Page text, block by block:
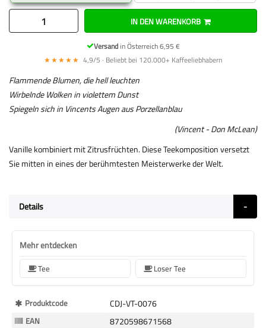
IN DEN WARENKORB
Versandin Österreich 6,95 €
★★★★★ 4,9/5 · Beliebt bei 120.000+ Kaffeeliebhabern
Flammende Blumen, die hell leuchten
Wirbelnde Wolken in violettem Dunst
Spiegeln sich in Vincents Augen aus Porzellanblau
(Vincent - Don McLean)
Vanille kombiniert mit Zitrusfrüchten. Diese Teekomposition versetzt
Sie mitten in eines der berühmtesten Meisterwerke der Welt.
Details
Mehr entdecken
Tee Loser Tee
Mehr
Informationen
Produktcode CDJ-VT-0076
EAN 8720598671568